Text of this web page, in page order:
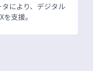
により、デジタル
支援。